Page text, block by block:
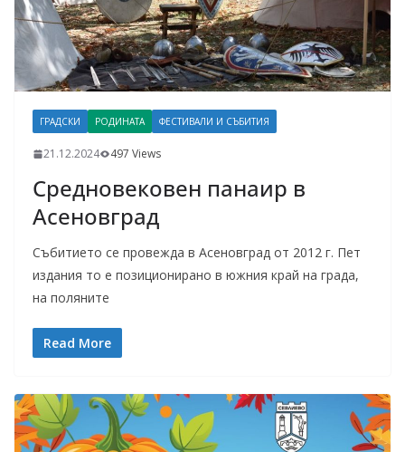
ГРАДСКИ РОДИНАТА ФЕСТИВАЛИ И СЪБИТИЯ
21.12.2024 497 Views
Средновековен панаир в
Асеновград
Събитието се провежда в Асеновград от 2012 г. Пет
издания то е позиционирано в южния край на града,
на поляните
Read More